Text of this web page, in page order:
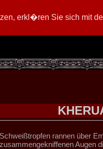
erkl�ren Sie sich mit
Schweißtropfen rannen über
zusammengekniffenen Augen